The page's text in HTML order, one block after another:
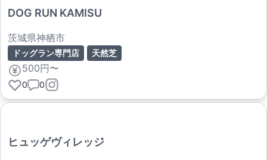
DOG RUN KAMISU
茨城県神栖市
ドッグラン専門店 天然芝
500円〜
0 0
ヒュッゲヴィレッジ